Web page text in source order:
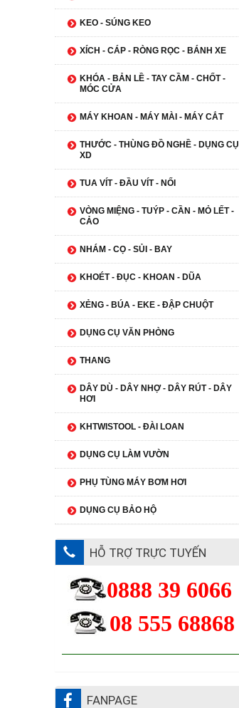
KEO - SÚNG KEO
XÍCH - CÁP - RÒNG RỌC - BÁNH XE
KHÓA - BẢN LỀ - TAY CẦM - CHỐT -
MÓC CỬA
MÁY KHOAN - MÁY MÀI - MÁY CẮT
THƯỚC - THÙNG ĐỒ NGHỀ - DỤNG CỤ
XD
TUA VÍT - ĐẦU VÍT - NỐI
VÒNG MIỆNG - TUÝP - CẦN - MỎ LẾT -
CẢO
NHÁM - CỌ - SỦI - BAY
KHOÉT - ĐỤC - KHOAN - DŨA
XẺNG - BÚA - EKE - ĐẬP CHUỘT
DỤNG CỤ VĂN PHÒNG
THANG
DÂY DÙ - DÂY NHỢ - DÂY RÚT - DÂY
HƠI
KHTWISTOOL - ĐÀI LOAN
DỤNG CỤ LÀM VƯỜN
PHỤ TÙNG MÁY BƠM HƠI
DỤNG CỤ BẢO HỘ
HỖ TRỢ TRỰC TUYẾN
0888 39 6066
08 555 68868
FANPAGE